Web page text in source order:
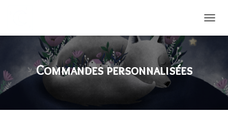
Commandes personnalisées